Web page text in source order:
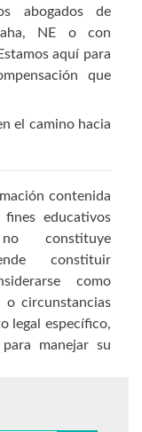
abogados de
NE o con
aquí para
que
el camino hacia
contenida
educativos
constituye
constituir
como
o circunstancias
legal específico,
manejar su